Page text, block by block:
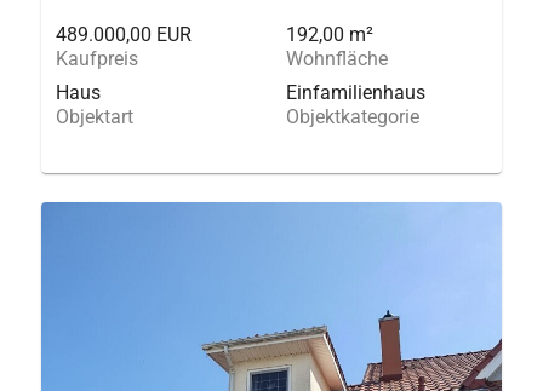
489.000,00 EUR
Kaufpreis
192,00 m²
Wohnfläche
Haus
Objektart
Einfamilienhaus
Objektkategorie